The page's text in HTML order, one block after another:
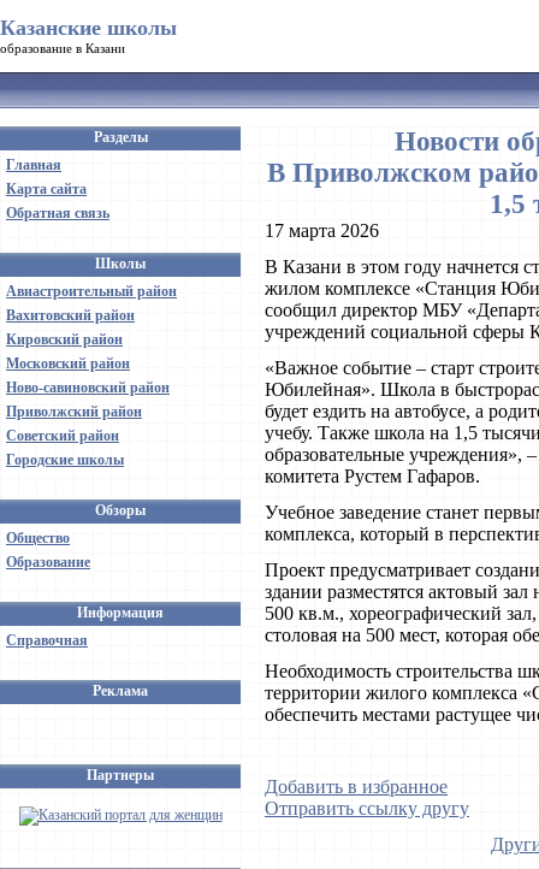
Казанские школы
образование в Казани
Разделы
Главная
Карта сайта
Обратная связь
Школы
Авиастроительный район
Вахитовский район
Кировский район
Московский район
Ново-савиновский район
Приволжский район
Советский район
Городские школы
Обзоры
Общество
Образование
Информация
Справочная
Реклама
Партнеры
Новости
В Приволжском
1,5
17 марта 2026
В Казани в этом году начнется
жилом комплексе «Станция
сообщил директор МБУ
учреждений социальной сферы
«Важное событие – старт
Юбилейная». Школа в
будет ездить на автобусе, а
учебу. Также школа на 1,5
образовательные учреждения»,
комитета Рустем Гафаров.
Учебное заведение станет
комплекса, который в
Проект предусматривает
здании разместятся актовый
500 кв.м., хореографический
столовая на 500 мест, которая
Необходимость строительства
территории жилого комплекса
обеспечить местами растущее
Добавить в избранное
Отправить ссылку другу